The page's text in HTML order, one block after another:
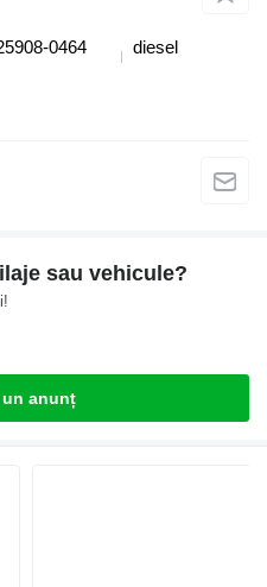
0464
diesel
sau vehicule?
anunț